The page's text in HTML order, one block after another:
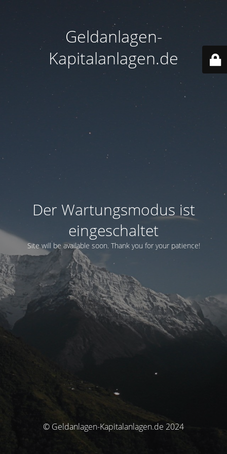
Geldanlagen-
Kapitalanlagen.de
Der Wartungsmodus ist
eingeschaltet
Site will be available soon. Thank you for your patience!
© Geldanlagen-Kapitalanlagen.de 2024